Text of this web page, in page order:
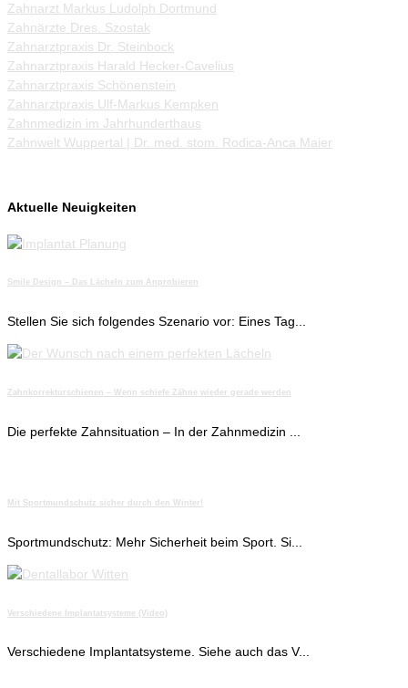
Zahnarzt Markus Ludolph Dortmund
Zahnärzte Dres. Szostak
Zahnarztpraxis Dr. Steinbock
Zahnarztpraxis Harald Hecker-Cavelius
Zahnarztpraxis Schönenstein
Zahnarztpraxis Ulf-Markus Kempken
Zahnmedizin im Jahrhunderthaus
Zahnwelt Wuppertal | Dr. med. stom. Rodica-Anca Maier
Aktuelle Neuigkeiten
Smile Design – Das Lächeln zum Anprobieren
Stellen Sie sich folgendes Szenario vor: Eines Tag...
Zahnkorrekturschienen – Wenn schiefe Zähne wieder gerade werden
Die perfekte Zahnsituation – In der Zahnmedizin ...
Mit Sportmundschutz sicher durch den Winter!
Sportmundschutz: Mehr Sicherheit beim Sport. Si...
Verschiedene Implantatsysteme (Video)
Verschiedene Implantatsysteme. Siehe auch das V...